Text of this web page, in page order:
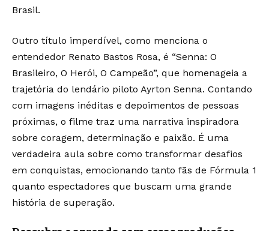
Brasil.
Outro título imperdível, como menciona o
entendedor Renato Bastos Rosa, é “Senna: O
Brasileiro, O Herói, O Campeão”, que homenageia a
trajetória do lendário piloto Ayrton Senna. Contando
com imagens inéditas e depoimentos de pessoas
próximas, o filme traz uma narrativa inspiradora
sobre coragem, determinação e paixão. É uma
verdadeira aula sobre como transformar desafios
em conquistas, emocionando tanto fãs de Fórmula 1
quanto espectadores que buscam uma grande
história de superação.